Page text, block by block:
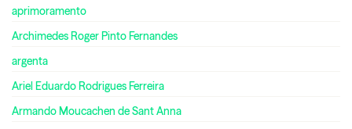
aprimoramento
Archimedes Roger Pinto Fernandes
argenta
Ariel Eduardo Rodrigues Ferreira
Armando Moucachen de Sant Anna